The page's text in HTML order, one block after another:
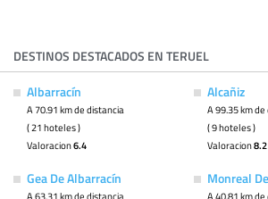
DESTINOS DESTACADOS EN TERUEL
Albarracín
A 70.91 km de distancia
( 21 hoteles )
Valoracion6.4
Alcañiz
A 99.35 km
( 9 hoteles )
Valoracion8.2
Gea De Albarracín
A 63.31 km de distancia
Monreal
A 40.81 km